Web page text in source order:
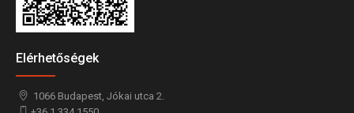
Elérhetőségek
1066Budapest, Jókai utca 2.